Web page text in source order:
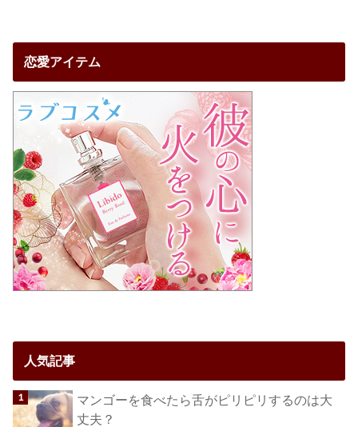
恋愛アイテム
人気記事
マンゴーを食べたら舌がピリピリするのは大
丈夫？